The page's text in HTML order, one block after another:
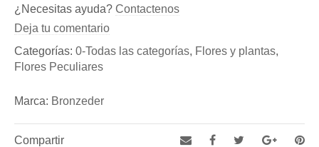
Fundicion de Figuras de bronce y esculturas, así como
de Aldabas y Pomos de bronce para puertas exteriores
Sé el primero en valorar “Escultura de flor para
decoracion – “Flor Prusia” (Ref.: FV-009)”
¿Necesitas ayuda? Contactenos
Deja tu comentario
Categorías: 0-Todas las categorías, Flores y plantas,
Flores Peculiares
Marca: Bronzeder
Compartir